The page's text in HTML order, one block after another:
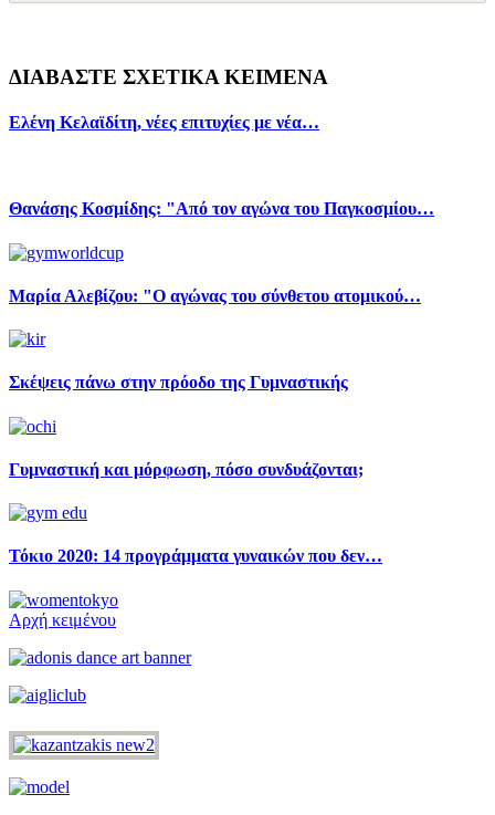
ΔΙΑΒΑΣΤΕ ΣΧΕΤΙΚΑ ΚΕΙΜΕΝΑ
Ελένη Κελαϊδίτη, νέες επιτυχίες με νέα…
Θανάσης Κοσμίδης: "Από τον αγώνα του Παγκοσμίου…
Μαρία Αλεβίζου: "O αγώνας του σύνθετου ατομικού…
Σκέψεις πάνω στην πρόοδο της Γυμναστικής
Γυμναστική και μόρφωση, πόσο συνδυάζονται;
Τόκιο 2020: 14 προγράμματα γυναικών που δεν…
Αρχή κειμένου